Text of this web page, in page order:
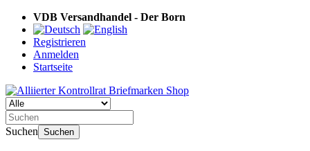
VDB Versandhandel - Der Born
Registrieren
Anmelden
Startseite
Suchen Suchen